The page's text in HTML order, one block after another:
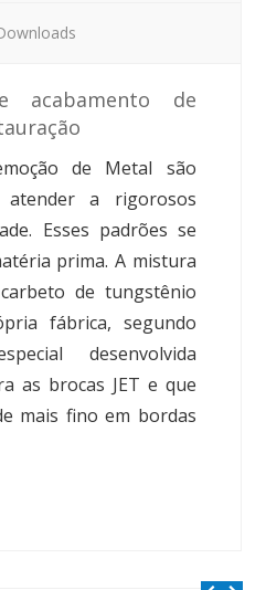
acabamento de
de Metal são
atender a rigorosos
Esses padrões se
prima. A mistura
de tungstênio
fábrica, segundo
desenvolvida
as brocas JET e que
mais fino em bordas